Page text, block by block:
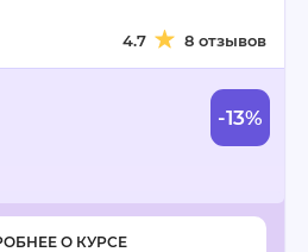
4.7 8 отзывов
-13%
О КУРСЕ